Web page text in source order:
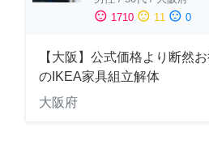
sentiment_satisfied 1710 sentiment_neutral 11 sentiment_dissatisfied 0
【大阪】公式価格より断然
のIKEA家具組立解体
大阪府